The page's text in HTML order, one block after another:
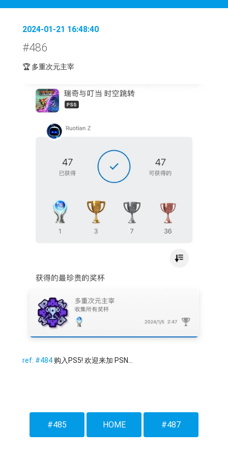
2024-01-21 16:48:40
#486
🏆 多重次元主宰
ref: #484 购入PS5! 欢迎来加 PSN...
#485 HOME #487